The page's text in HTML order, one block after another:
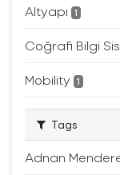
Altyapı 1
Coğrafi Bilgi
Mobility 1
Tags
Adnan